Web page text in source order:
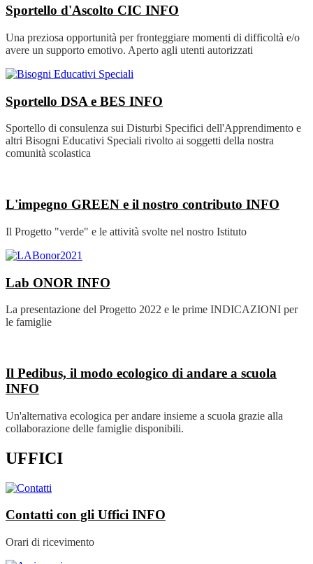
Sportello d'Ascolto CIC INFO
Una preziosa opportunità per fronteggiare momenti di difficoltà e/o
avere un supporto emotivo. Aperto agli utenti autorizzati
Sportello DSA e BES INFO
Sportello di consulenza sui Disturbi Specifici dell'Apprendimento e
altri Bisogni Educativi Speciali rivolto ai soggetti della nostra
comunità scolastica
L'impegno GREEN e il nostro contributo INFO
Il Progetto "verde" e le attività svolte nel nostro Istituto
Lab ONOR INFO
La presentazione del Progetto 2022 e le prime INDICAZIONI per
le famiglie
Il Pedibus, il modo ecologico di andare a scuola
INFO
Un'alternativa ecologica per andare insieme a scuola grazie alla
collaborazione delle famiglie disponibili.
UFFICI
Contatti con gli Uffici INFO
Orari di ricevimento